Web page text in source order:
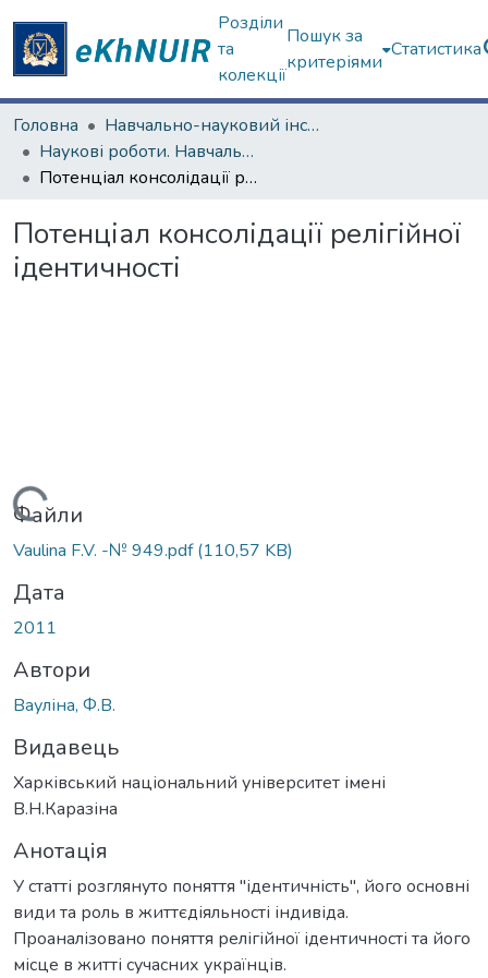
Розділи
та
колекції
Пошук за
критеріями
Статистика
Головна
Навчально-науковий інститут філософії, культурології, політології
Наукові роботи. Навчально-науковий інститут філософії, культурології, політології
Потенціал консолідації релігійної ідентичності
Потенціал консолідації релігійної
ідентичності
Вантажиться...
Файли
Vaulina F.V. -№ 949.pdf(110,57 KB)
Дата
2011
Автори
Вауліна, Ф.В.
Видавець
Харківський національний університет імені
В.Н.Каразіна
Анотація
У статті розглянуто поняття "ідентичність", його основні
види та роль в життєдіяльності індивіда.
Проаналізовано поняття релігійної ідентичності та його
місце в житті сучасних українців.